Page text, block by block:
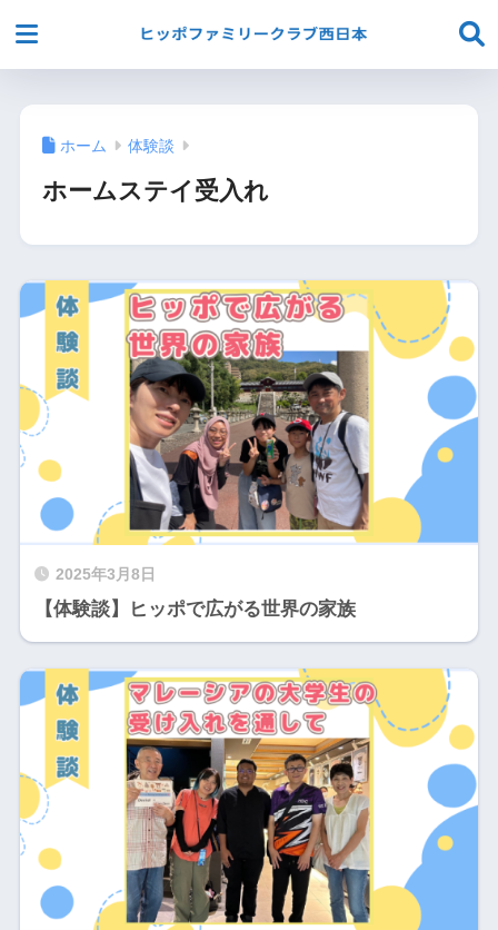
ホーム 体験談
ホームステイ受入れ
2025年3月8日
【体験談】ヒッポで広がる世界の家族